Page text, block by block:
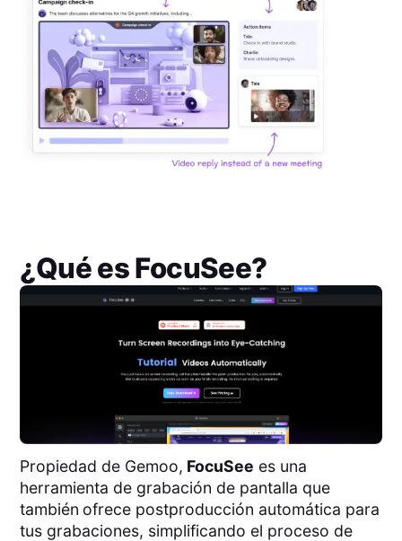
¿Qué esFocuSee?
Propiedad de Gemoo, FocuSee es una
herramienta de grabación de pantalla que
también ofrece postproducción automática para
tus grabaciones, simplificando el proceso de